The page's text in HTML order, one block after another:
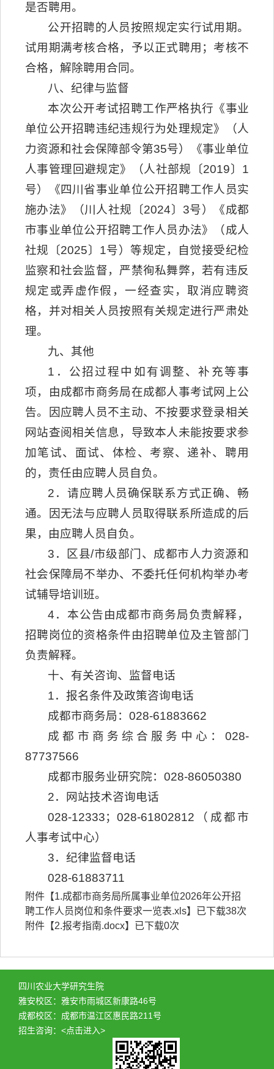
是否聘用。
公开招聘的人员按照规定实行试用期。
试用期满考核合格，予以正式聘用；考核不
合格，解除聘用合同。
八、纪律与监督
本次公开考试招聘工作严格执行《事业
单位公开招聘违纪违规行为处理规定》（人
力资源和社会保障部令第35号）《事业单位
人事管理回避规定》（人社部规〔2019〕1
号）《四川省事业单位公开招聘工作人员实
施办法》（川人社规〔2024〕3号）《成都
市事业单位公开招聘工作人员办法》（成人
社规〔2025〕1号）等规定，自觉接受纪检
监察和社会监督，严禁徇私舞弊，若有违反
规定或弄虚作假，一经查实，取消应聘资
格，并对相关人员按照有关规定进行严肃处
理。
九、其他
1．公招过程中如有调整、补充等事
项，由成都市商务局在成都人事考试网上公
告。因应聘人员不主动、不按要求登录相关
网站查阅相关信息，导致本人未能按要求参
加笔试、面试、体检、考察、递补、聘用
的，责任由应聘人员自负。
2．请应聘人员确保联系方式正确、畅
通。因无法与应聘人员取得联系所造成的后
果，由应聘人员自负。
3．区县/市级部门、成都市人力资源和
社会保障局不举办、不委托任何机构举办考
试辅导培训班。
4．本公告由成都市商务局负责解释，
招聘岗位的资格条件由招聘单位及主管部门
负责解释。
十、有关咨询、监督电话
1．报名条件及政策咨询电话
成都市商务局：028-61883662
成都市商务综合服务中心：028-
87737566
成都市服务业研究院：028-86050380
2．网站技术咨询电话
028-12333；028-61802812（成都市
人事考试中心）
3．纪律监督电话
028-61883711
附件【1.成都市商务局所属事业单位2026年公开招
聘工作人员岗位和条件要求一览表.xls】已下载38次
附件【2.报考指南.docx】已下载0次
四川农业大学研究生院
雅安校区：雅安市雨城区新康路46号
成都校区：成都市温江区惠民路211号
招生咨询： <点击进入>